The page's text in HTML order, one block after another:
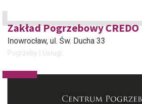
Zakład Pogrzebowy CREDO
Inowrocław, ul. Św. Ducha 33
Pogrzeby Usługi